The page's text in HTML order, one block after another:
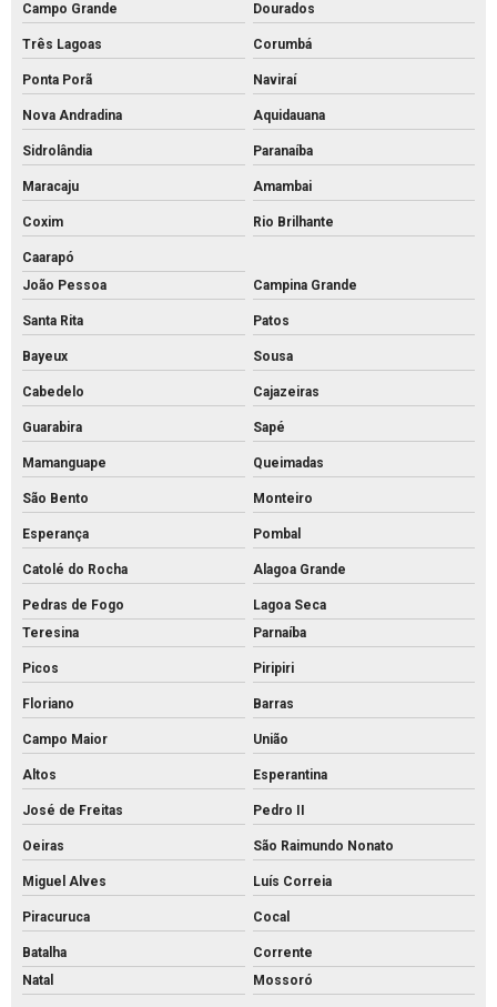
Campo Grande
Dourados
Três Lagoas Corumbá
Ponta Porã Naviraí
Nova Andradina Aquidauana
Sidrolândia Paranaíba
Maracaju Amambai
Coxim Rio Brilhante
Caarapó
João Pessoa
Campina Grande
Santa Rita Patos
Bayeux Sousa
Cabedelo Cajazeiras
Guarabira Sapé
Mamanguape Queimadas
São Bento Monteiro
Esperança Pombal
Catolé do Rocha Alagoa Grande
Pedras de Fogo
Lagoa Seca
Teresina
Parnaíba
Picos Piripiri
Floriano Barras
Campo Maior União
Altos Esperantina
José de Freitas Pedro II
Oeiras São Raimundo Nonato
Miguel Alves Luís Correia
Piracuruca Cocal
Batalha
Corrente
Natal
Mossoró